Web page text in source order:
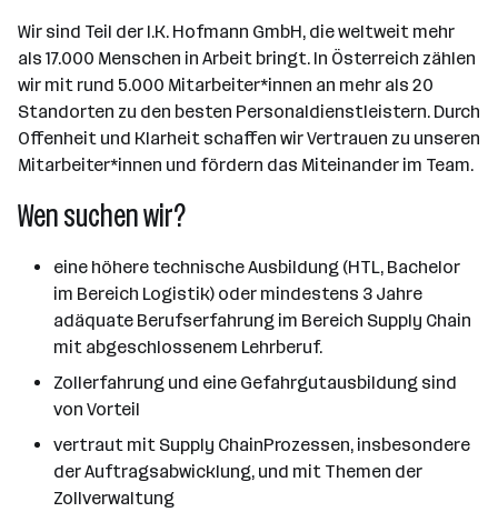
Wir sind Teil der I.K. Hofmann GmbH, die weltweit mehr
als 17.000 Menschen in Arbeit bringt. In Österreich zählen
wir mit rund 5.000 Mitarbeiter*innen an mehr als 20
Standorten zu den besten Personaldienstleistern. Durch
Offenheit und Klarheit schaffen wir Vertrauen zu unseren
Mitarbeiter*innen und fördern das Miteinander im Team.
Wen suchen wir?
eine höhere technische Ausbildung (HTL, Bachelor
im Bereich Logistik) oder mindestens 3 Jahre
adäquate Berufserfahrung im Bereich Supply Chain
mit abgeschlossenem Lehrberuf.
Zollerfahrung und eine Gefahrgutausbildung sind
von Vorteil
vertraut mit Supply ChainProzessen, insbesondere
der Auftragsabwicklung, und mit Themen der
Zollverwaltung